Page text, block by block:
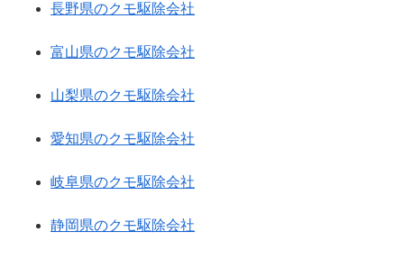
長野県のクモ駆除会社
富山県のクモ駆除会社
山梨県のクモ駆除会社
愛知県のクモ駆除会社
岐阜県のクモ駆除会社
静岡県のクモ駆除会社